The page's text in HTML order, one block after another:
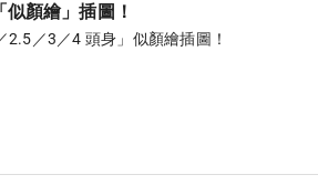
顏繪」插圖！
／3／4 頭身」似顏繪插圖！